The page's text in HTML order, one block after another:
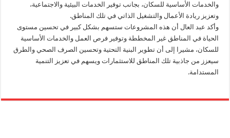
والخدمات الأساسية للسكان، بجانب توفير الخدمات البيئية والاجتماعية،
وتعزيز ريادة الأعمال والتشغيل الذاتي في تلك المناطق.
وأكد عبد العال أن هذه المشروعات ستسهم بشكل كبير في تحسين مستوى
الحياة في المناطق غير المخططة وتوفير فرص العمل والخدمات الأساسية
للسكان، مشيرا إلى أن تطوير البنية التحتية وتحسين الصرف الصحي والطرق
سيعزز من جاذبية تلك المناطق للاستثمارات ويسهم في تعزيز التنمية
المستدامة.